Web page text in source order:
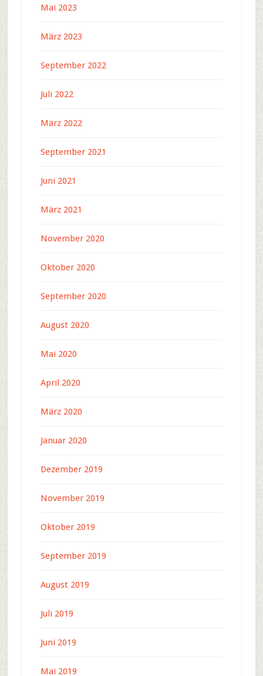
Mai 2023
März 2023
September 2022
Juli 2022
März 2022
September 2021
Juni 2021
März 2021
November 2020
Oktober 2020
September 2020
August 2020
Mai 2020
April 2020
März 2020
Januar 2020
Dezember 2019
November 2019
Oktober 2019
September 2019
August 2019
Juli 2019
Juni 2019
Mai 2019